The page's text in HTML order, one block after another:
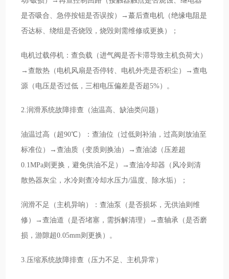
是否吸合、急停按钮是否误按）→蕞后查电机（绝缘电阻是
否达标、绕组是否烧毁，烧毁则需维修或更换）；
电机过载停机：查负载（进气阀是否卡滞导致主机负荷大）
→查散热（电机风扇是否停转、电机外壳是否积尘）→查电
源（电压是否过低，三相电压偏差是否超5%）。
2.润滑系统故障排查（油温高、缺油类问题）
油温过高（超90℃）：查油位（过低则补油，过高则放油至
标准位）→查油质（变质则换油）→查油滤（压差超
0.1MPa则更换，避免供油不足）→查油冷却器（风冷则清
散热器灰尘，水冷则查冷却水压力/温度、除水垢）；
润滑不足（主机异响）：查油泵（是否损坏，无供油则维
修）→查油道（是否堵塞，需拆解清理）→查轴承（是否磨
损，游隙超0.05mm则更换）。
3.压缩系统故障排查（压力不足、主机异常）